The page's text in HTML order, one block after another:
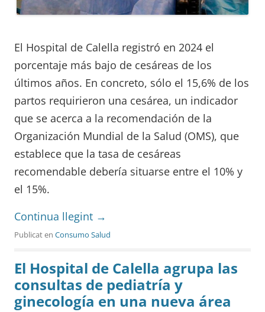
El Hospital de Calella registró en 2024 el
porcentaje más bajo de cesáreas de los
últimos años. En concreto, sólo el 15,6% de los
partos requirieron una cesárea, un indicador
que se acerca a la recomendación de la
Organización Mundial de la Salud (OMS), que
establece que la tasa de cesáreas
recomendable debería situarse entre el 10% y
el 15%.
Continua llegint →
Publicat en Consumo Salud
El Hospital de Calella agrupa las
consultas de pediatría y
ginecología en una nueva área